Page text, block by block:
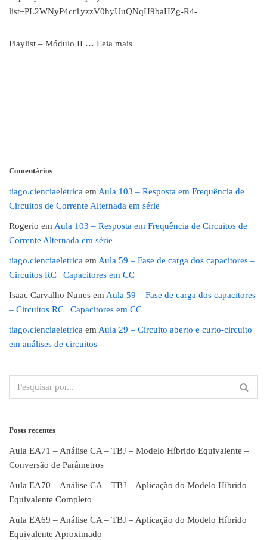
list=PL2WNyP4cr1yzzV0hyUuQNqH9baHZg-R4-
Playlist – Módulo II … Leia mais
Comentários
tiago.cienciaeletrica em Aula 103 – Resposta em Frequência de
Circuitos de Corrente Alternada em série
Rogerio em Aula 103 – Resposta em Frequência de Circuitos de
Corrente Alternada em série
tiago.cienciaeletrica em Aula 59 – Fase de carga dos capacitores –
Circuitos RC | Capacitores em CC
Isaac Carvalho Nunes em Aula 59 – Fase de carga dos capacitores
– Circuitos RC | Capacitores em CC
tiago.cienciaeletrica em Aula 29 – Circuito aberto e curto-circuito
em análises de circuitos
Posts recentes
Aula EA71 – Análise CA – TBJ – Modelo Híbrido Equivalente –
Conversão de Parâmetros
Aula EA70 – Análise CA – TBJ – Aplicação do Modelo Híbrido
Equivalente Completo
Aula EA69 – Análise CA – TBJ – Aplicação do Modelo Híbrido
Equivalente Aproximado